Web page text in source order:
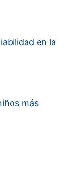
en la
más